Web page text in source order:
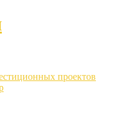
проектов